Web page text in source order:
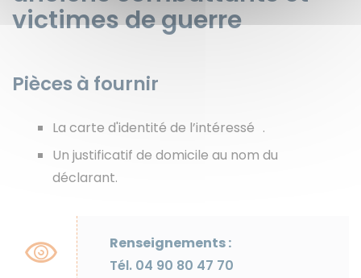
victimes de guerre
Pièces à fournir
La carte d'identité de l’intéressé .
Un justificatif de domicile au nom du
déclarant.
Renseignements :
Tél. 04 90 80 47 70